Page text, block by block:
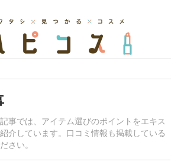
事では、アイテム選びのポイントをエキス
介しています。口コミ情報も掲載している
さい。